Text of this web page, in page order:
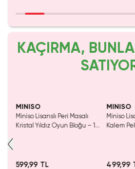
KAÇIRMA,
MINISO
Miniso Lisanslı Peri Masalı
Kristal Yıldız Oyun Bloğu – 14
599,99 TL
MINISO
Miniso
Kalem
499,99